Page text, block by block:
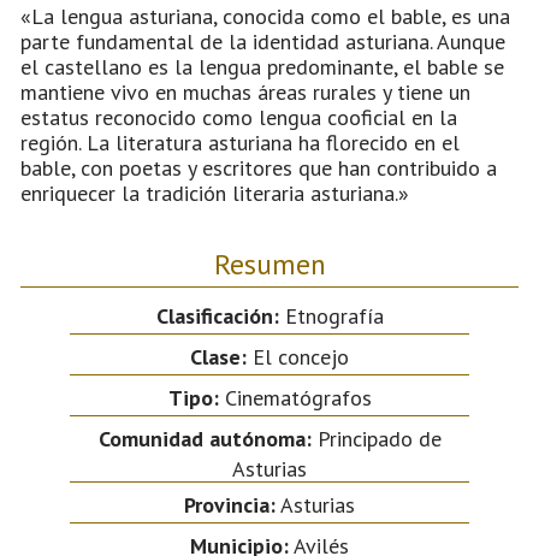
«La lengua asturiana, conocida como el bable, es una
parte fundamental de la identidad asturiana. Aunque
el castellano es la lengua predominante, el bable se
mantiene vivo en muchas áreas rurales y tiene un
estatus reconocido como lengua cooficial en la
región. La literatura asturiana ha florecido en el
bable, con poetas y escritores que han contribuido a
enriquecer la tradición literaria asturiana.»
Resumen
Clasificación:Etnografía
Clase: El concejo
Tipo:Cinematógrafos
Comunidad autónoma:Principado de
Asturias
Provincia:Asturias
Municipio:Avilés